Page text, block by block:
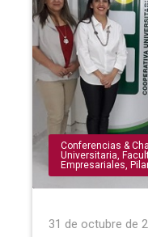
Conferencias &
Universitaria,
Empresariales,
31 de octubre de